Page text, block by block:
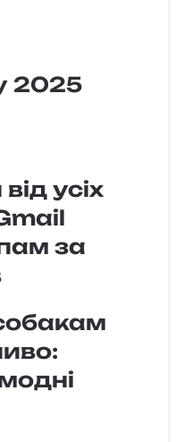
2025
усіх
за